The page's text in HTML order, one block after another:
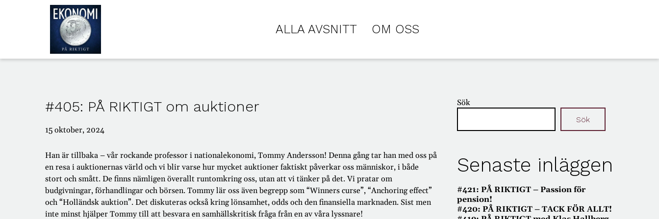
ALLA AVSNITT OM OSS
#405: PÅ RIKTIGT om auktioner
15 oktober, 2024
Han är tillbaka – vår rockande professor i nationalekonomi, Tommy Andersson! Denna gång tar han med oss på
en resa i auktionernas värld och vi blir varse hur mycket auktioner faktiskt påverkar oss människor, i både
stort och smått. De finns nämligen överallt runtomkring oss, utan att vi tänker på det. Vi pratar om
budgivningar, förhandlingar och börsen. Tommy lär oss även begrepp som “Winners curse”, “Anchoring effect”
och “Holländsk auktion”. Det diskuteras också kring lönsamhet, odds och den finansiella marknaden. Sist men
inte minst hjälper Tommy till att besvara en samhällskritisk fråga från en av våra lyssnare!
Sök
Sök
Senaste inläggen
#421: PÅ RIKTIGT – Passion för
pension!
#420: PÅ RIKTIGT – TACK FÖR ALLT!